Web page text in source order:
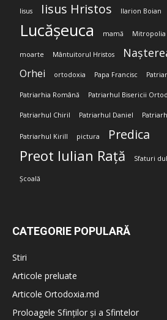
Iisus Iisus Hristos Ilarion Boian
Lucășeuca mamă Mitropolia
moarte Mântuitorul Hristos
Orhei ortodoxia Papa Francisc
Patriarhia Română Patriarhul Bisericii
Patriarhul Chiril Patriarhul Daniel
Patriarhul Kirill pictura Predica
Preot Iulian Rață Sfaturi
Școală
CATEGORIE POPULARĂ
Stiri
Articole preluate
Articole Ortodoxia.md
Proloagele Sfinților și a Sfintelor